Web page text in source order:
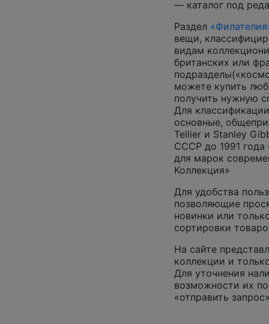
— каталог под
Раздел
вещи,
видам
британских или
можете купить
получить нужную
Для
основные,
Tellier и Stanley
СССР до 1991
для марок
Коллекция»
Для удобства
позволяющие
новинки или
сортировки
На сайте
коллекции и
Для уточнения
возможности их
«отправить